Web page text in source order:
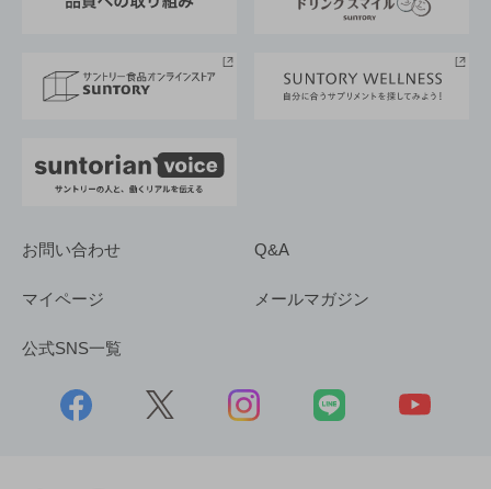
採用情報
お問い合わせ Q&A
マイページ メールマガジン
公式SNS一覧